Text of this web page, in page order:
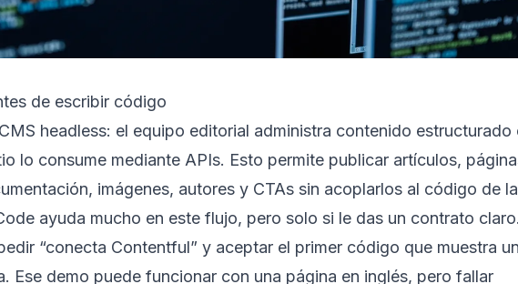
de escribir código
headless: el equipo editorial administra contenido estructurado
lo consume mediante APIs. Esto permite publicar artículos,
imágenes, autores y CTAs sin acoplarlos al código de la
ayuda mucho en este flujo, pero solo si le das un contrato
“conecta Contentful” y aceptar el primer código que muestra
Ese demo puede funcionar con una página en inglés, pero fallar